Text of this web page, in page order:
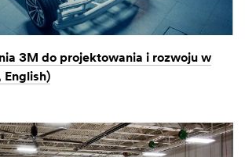
3M do projektowania i rozwoju w
English)